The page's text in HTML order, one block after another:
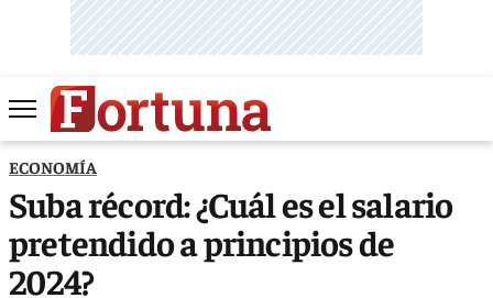
ECONOMÍA
Suba récord: ¿Cuál es el salario
pretendido a principios de
2024?